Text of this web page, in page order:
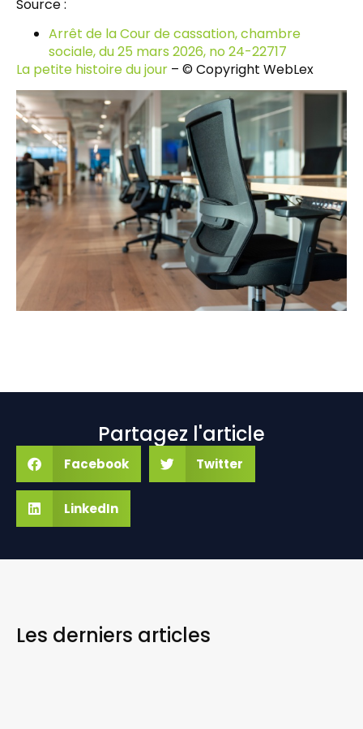
Source :
Arrêt de la Cour de cassation, chambre
sociale, du 25 mars 2026, no 24-22717
La petite histoire du jour – © Copyright WebLex
Partagez l'article
Facebook Twitter
LinkedIn
Les derniers articles